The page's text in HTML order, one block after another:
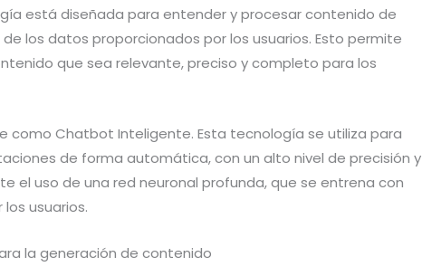
está diseñada para entender y procesar contenido de
los datos proporcionados por los usuarios. Esto permite
que sea relevante, preciso y completo para los
como Chatbot Inteligente. Esta tecnología se utiliza para
de forma automática, con un alto nivel de precisión y
el uso de una red neuronal profunda, que se entrena con
usuarios.
la generación de contenido